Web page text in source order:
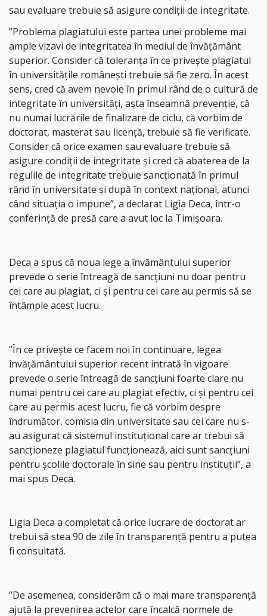
sau evaluare trebuie să asigure condiţii de integritate.
”Problema plagiatului este partea unei probleme mai
ample vizavi de integritatea în mediul de învăţământ
superior. Consider că toleranţa în ce priveşte plagiatul
în universităţile româneşti trebuie să fie zero. În acest
sens, cred că avem nevoie în primul rând de o cultură de
integritate în universităţi, asta înseamnă prevenţie, că
nu numai lucrările de finalizare de ciclu, că vorbim de
doctorat, masterat sau licenţă, trebuie să fie verificate.
Consider că orice examen sau evaluare trebuie să
asigure condiţii de integritate şi cred că abaterea de la
regulile de integritate trebuie sancţionată în primul
rând în universitate şi după în context naţional, atunci
când situaţia o impune”, a declarat Ligia Deca, într-o
conferinţă de presă care a avut loc la Timişoara.
Deca a spus că noua lege a învământului superior
prevede o serie întreagă de sancţiuni nu doar pentru
cei care au plagiat, ci şi pentru cei care au permis să se
întâmple acest lucru.
”În ce priveşte ce facem noi în continuare, legea
învăţământului superior recent intrată în vigoare
prevede o serie întreagă de sancţiuni foarte clare nu
numai pentru cei care au plagiat efectiv, ci şi pentru cei
care au permis acest lucru, fie că vorbim despre
îndrumător, comisia din universitate sau cei care nu s-
au asigurat că sistemul instituţional care ar trebui să
sancţioneze plagiatul funcţionează, aici sunt sancţiuni
pentru şcolile doctorale în sine sau pentru instituţii”, a
mai spus Deca.
Ligia Deca a completat că orice lucrare de doctorat ar
trebui să stea 90 de zile în transparenţă pentru a putea
fi consultată.
”De asemenea, considerăm că o mai mare transparenţă
ajută la prevenirea actelor care încalcă normele de